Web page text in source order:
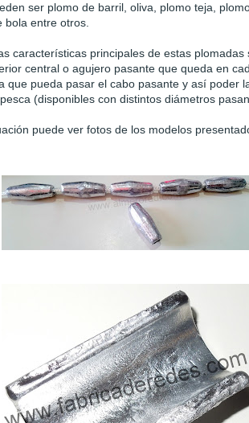
ser plomo de barril, oliva, plomo teja,
bola entre otros.
características principales de estas plomadas
central o agujero pasante que queda en
que pueda pasar el cabo pasante y así poder
(disponibles con distintos diámetros
puede ver fotos de los modelos